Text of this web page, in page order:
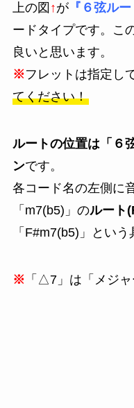
上の図 ↑が『６弦ルー
ードタイプです。こ
良いと思います。
※フレットは指定し
てください！
ルートの位置は「 ６
ンです。
各コード名の左側に
「m7(b5)」のルート
「F#m7(b5)」という
※ 「△7」は「メジャ